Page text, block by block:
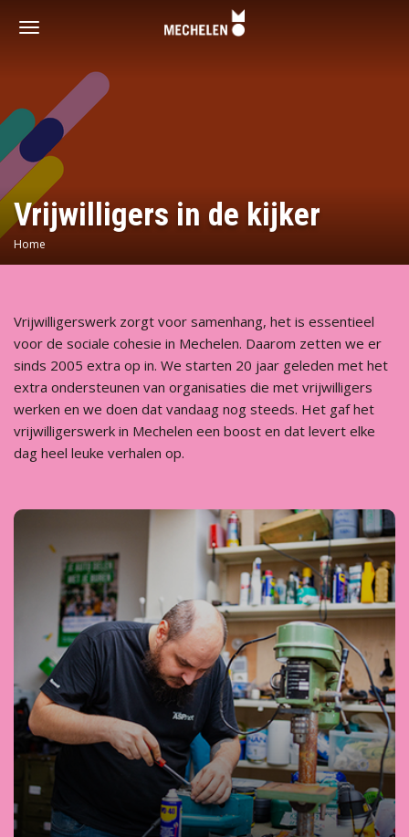
Toggle
Vrijwilligers in de kijker
Home
Vrijwilligerswerk zorgt voor samenhang, het is essentieel
voor de sociale cohesie in Mechelen. Daarom zetten we er
sinds 2005 extra op in. We starten 20 jaar geleden met het
extra ondersteunen van organisaties die met vrijwilligers
werken en we doen dat vandaag nog steeds. Het gaf het
vrijwilligerswerk in Mechelen een boost en dat levert elke
dag heel leuke verhalen op.